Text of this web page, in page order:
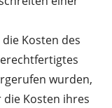
Kosten des
wurden,
Kosten ihres